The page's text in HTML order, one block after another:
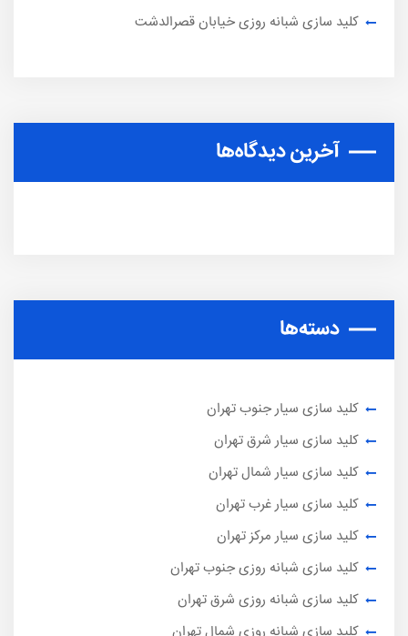
کلید سازی شبانه روزی خیابان قصرالدشت
آخرین دیدگاه‌ها
دسته‌ها
کلید سازی سیار جنوب تهران
کلید سازی سیار شرق تهران
کلید سازی سیار شمال تهران
کلید سازی سیار غرب تهران
کلید سازی سیار مرکز تهران
کلید سازی شبانه روزی جنوب تهران
کلید سازی شبانه روزی شرق تهران
کلید سازی شبانه روزی شمال تهران